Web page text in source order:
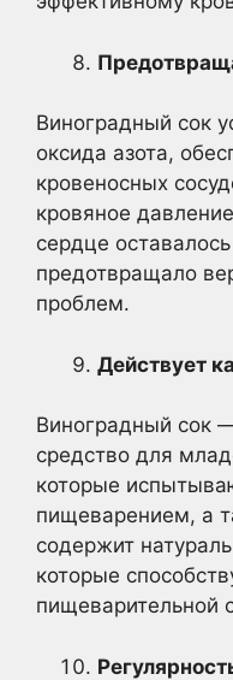
Виноградный сок
оксида азота,
кровеносных
кровяное
сердце
предотвращало
проблем.
Действует
Виноградный сок
средство для
которые
пищеварением, а
содержит
которые
пищеварительной